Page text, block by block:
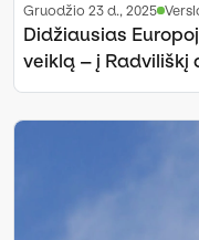
gruodžio 23 d., 2025
Didžiausias
veiklą – į Radviliškį